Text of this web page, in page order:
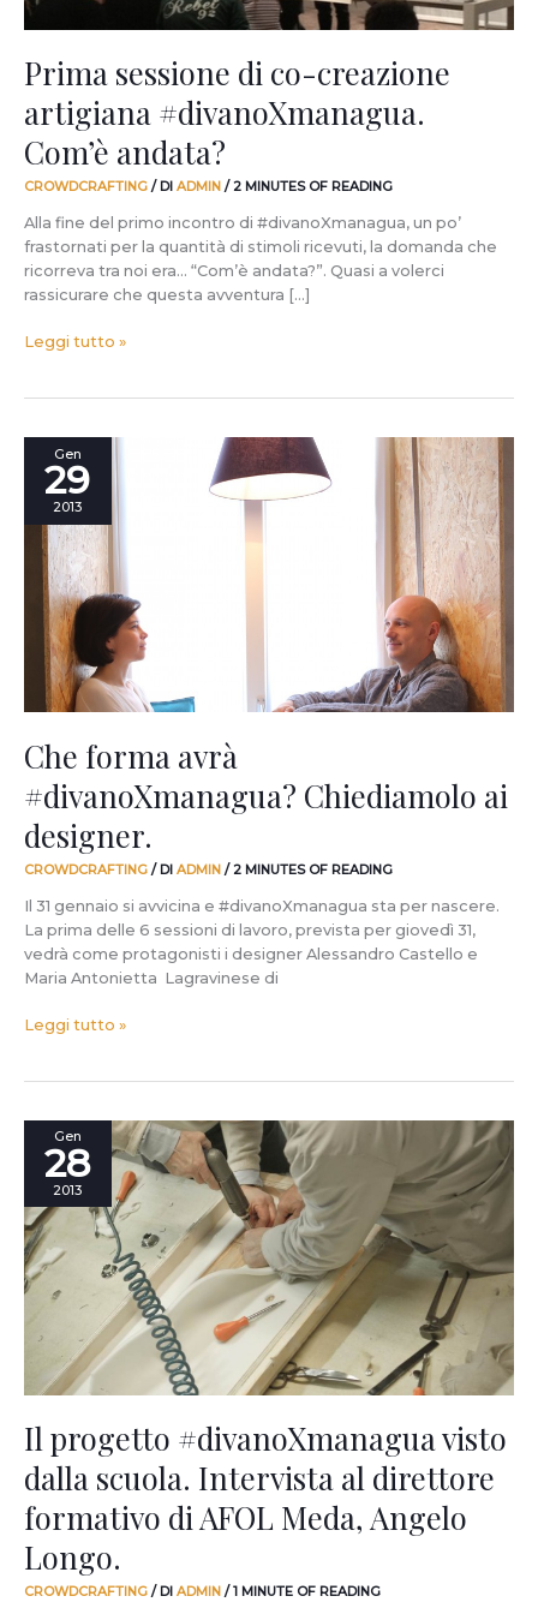
Prima sessione di co-creazione
artigiana #divanoXmanagua.
Com’è andata?
CROWDCRAFTING / DI ADMIN /2 MINUTES OF READING
Alla fine del primo incontro di #divanoXmanagua, un po’
frastornati per la quantità di stimoli ricevuti, la domanda che
ricorreva tra noi era… “Com’è andata?”. Quasi a volerci
rassicurare che questa avventura […]
Leggi tutto »
Gen
29
2013
Che forma avrà
#divanoXmanagua? Chiediamolo ai
designer.
CROWDCRAFTING / DI ADMIN /2 MINUTES OF READING
Il 31 gennaio si avvicina e #divanoXmanagua sta per nascere.
La prima delle 6 sessioni di lavoro, prevista per giovedì 31,
vedrà come protagonisti i designer Alessandro Castello e
Maria Antonietta Lagravinese di
forma
avrà
Chiediamolo
designer.
Leggi tutto »
Gen
28
2013
Il progetto #divanoXmanagua visto
dalla scuola. Intervista al direttore
formativo di AFOL Meda, Angelo
Longo.
CROWDCRAFTING / DI ADMIN /1 MINUTE OF READING
progetto
#divanoXmanagua
dalla
scuola.
Intervista
al
formativo
AFOL
Angelo
Longo.